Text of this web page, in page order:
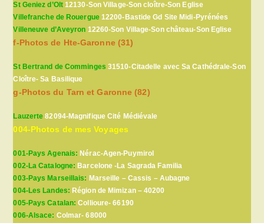
St Geniez d’Olt12130-Son Village-Son cloître-Son Eglise
Villefranche de Rouergue12200-Bastide Gd Site Midi-Pyrénées
Villeneuve d’Aveyron 12260-Son Village-Son château-Son Eglise
f-Photos de Hte-Garonne (31)
St Bertrand de Comminges 31510-Citadelle avec Sa Cathédrale-Son
Cloître- Sa Basilique
g-Photos du Tarn et Garonne (82)
Lauzerte 82094-Magnifique Cité Médiévale
004-Photos de mes Voyages
001-Pays Agenais: Nérac-Agen-Puymirol
002-La Catalogne: Barcelone -La Sagrada Familia
003-Pays Marseillais: Marseille – Cassis – Aubagne
004-Les Landes: Région de Mimizan – 40200
005-Pays Catalan:Collioure- 66190
006-Alsace: Colmar- 68000